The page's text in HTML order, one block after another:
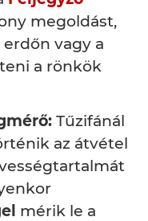
megoldást,
vagy a
a rönkök
Tűzifánál
az átvétel
mérik le a